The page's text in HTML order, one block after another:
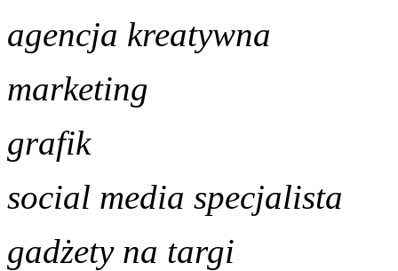
agencja kreatywna
marketing
grafik
social media specjalista
gadżety na targi